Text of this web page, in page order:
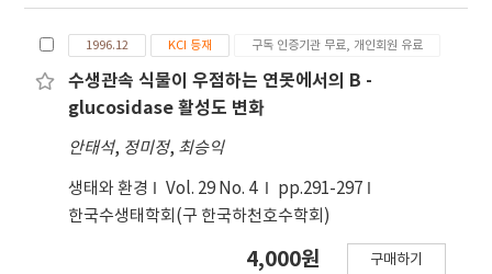
1996.12 KCI 등재 구독 인증기관 무료, 개인회원 유료
수생관속 식물이 우점하는 연못에서의 B -
glucosidase 활성도 변화
안태석, 정미정, 최승익
생태와 환경 Vol. 29 No. 4
pp.291-297
한국수생태학회(구 한국하천호수학회)
4,000원 구매하기